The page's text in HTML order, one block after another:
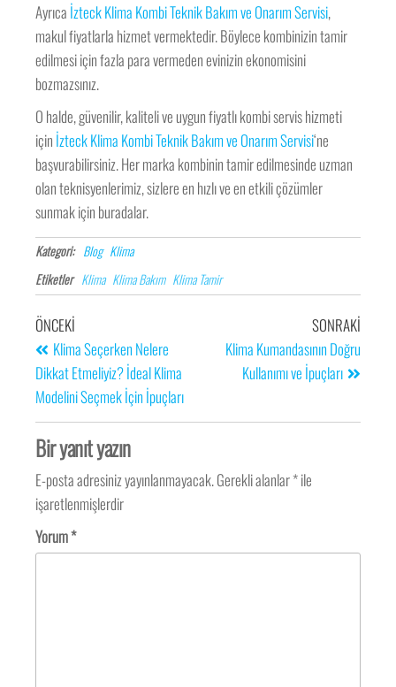
Ayrıca İzteck Klima Kombi Teknik Bakım ve Onarım Servisi,
makul fiyatlarla hizmet vermektedir. Böylece kombinizin tamir
edilmesi için fazla para vermeden evinizin ekonomisini
bozmazsınız.
O halde, güvenilir, kaliteli ve uygun fiyatlı kombi servis hizmeti
için İzteck Klima Kombi Teknik Bakım ve Onarım Servisi‘ne
başvurabilirsiniz. Her marka kombinin tamir edilmesinde uzman
olan teknisyenlerimiz, sizlere en hızlı ve en etkili çözümler
sunmak için buradalar.
Kategori: Blog Klima
Etiketler Klima Klima Bakım Klima Tamir
ÖNCEKI
Klima Seçerken Nelere
Dikkat Etmeliyiz? İdeal Klima
Modelini Seçmek İçin İpuçları
SONRAKI
Klima Kumandasının Doğru
Kullanımı ve İpuçları
Bir yanıt yazın
E-posta adresiniz yayınlanmayacak.Gerekli alanlar*ile
işaretlenmişlerdir
Yorum*